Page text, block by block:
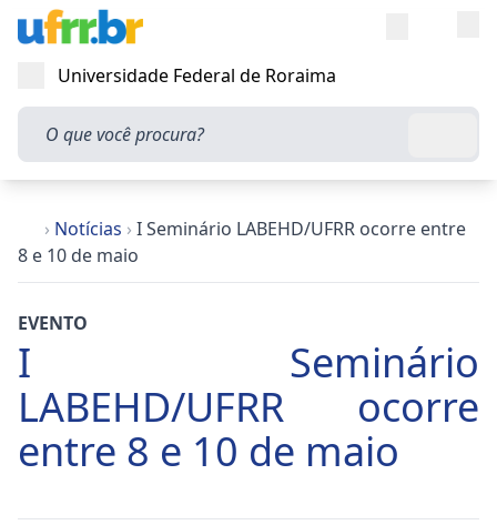
Abrir menu
Universidade Federal de Roraima
O que você procura?
› Notícias › I Seminário LABEHD/UFRR ocorre entre
8 e 10 de maio
EVENTO
I Seminário
LABEHD/UFRR ocorre
entre 8 e 10 de maio